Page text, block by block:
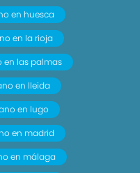
25/11/2009
emergencia
trasera
112CV en
112 CV de potencia.
en huesca
en la rioja
en las palmas
en lleida
en lugo
en madrid
en málaga